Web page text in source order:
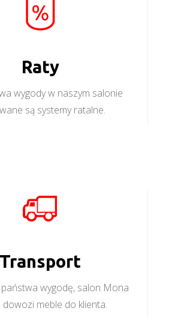
Raty
wygody w naszym salonie
są systemy ratalne.
Transport
wygodę, salon Mona
dowozi meble do klienta.